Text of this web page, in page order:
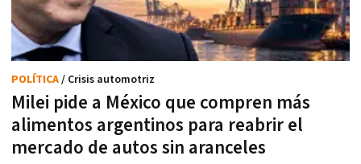
Milei pide a México que compren más
alimentos argentinos para reabrir el
mercado de autos sin aranceles
POLÍTICA/ Crisis automotriz